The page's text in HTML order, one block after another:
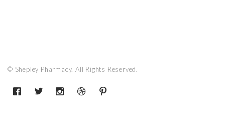
© Shepley Pharmacy. All Rights Reserved.